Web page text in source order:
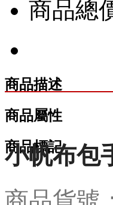
商品總
商品描述
商品屬性
商品標記
小帆布包